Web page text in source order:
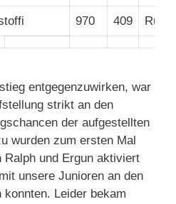
970 409
entgegenzuwirken, war
strikt an den
der aufgestellten
wurden zum ersten Mal
und Ergun aktiviert
unsere Junioren an den
Leider bekam